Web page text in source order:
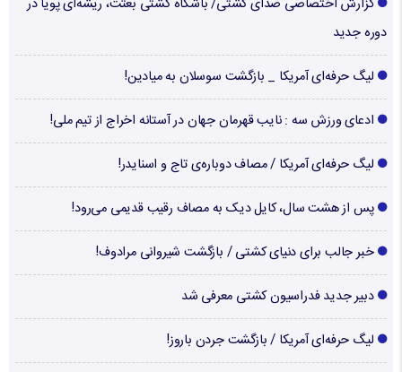
دوره جدید
لیگ حرفه‌ای آمریکا _ بازگشت سوسلان به میادین!
ادعای ورزش سه : نایب قهرمان جهان در آستانه اخراج از تیم ملی!
لیگ حرفه‌ای آمریکا / مصاف دوباره‌ی تاج و اسنایدر!
پس از هشت سال، کایل دیک به مصاف رقیب قدیمی می‌رود!
خبر جالب برای دنیای کشتی / بازگشت شیروانی مرادوف!
دبیر جدید فدراسیون کشتی معرفی شد
لیگ حرفه‌ای آمریکا / بازگشت جردن باروز!